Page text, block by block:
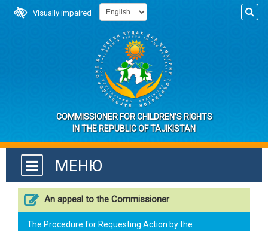
Visually impaired
COMMISSIONER FOR CHILDREN’S RIGHTS
IN THE REPUBLIC OF TAJIKISTAN
МЕНЮ
An appeal to the Commissioner
The Procedure for Requesting Action by the